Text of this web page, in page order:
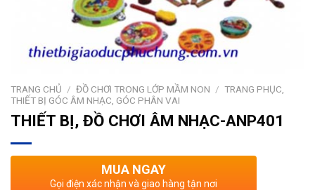
TRANG CHỦ / ĐỒ CHƠI TRONG LỚP MẦM NON / TRANG PHỤC,
THIẾT BỊ GÓC ÂM NHẠC, GÓC PHÂN VAI
THIẾT BỊ, ĐỒ CHƠI ÂM NHẠC-ANP401
MUA NGAY
Gọi điện xác nhận và giao hàng tận nơi